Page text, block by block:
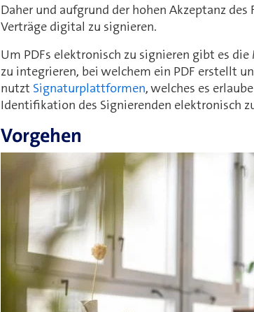
Daher und aufgrund der hohen Akzeptanz
Verträge digital zu signieren.
Um PDFs elektronisch zu signieren gibt es
zu integrieren, bei welchem ein PDF erstellt
nutzt Signaturplattformen, welches es
Identifikation des Signierenden elektronisch
Vorgehen